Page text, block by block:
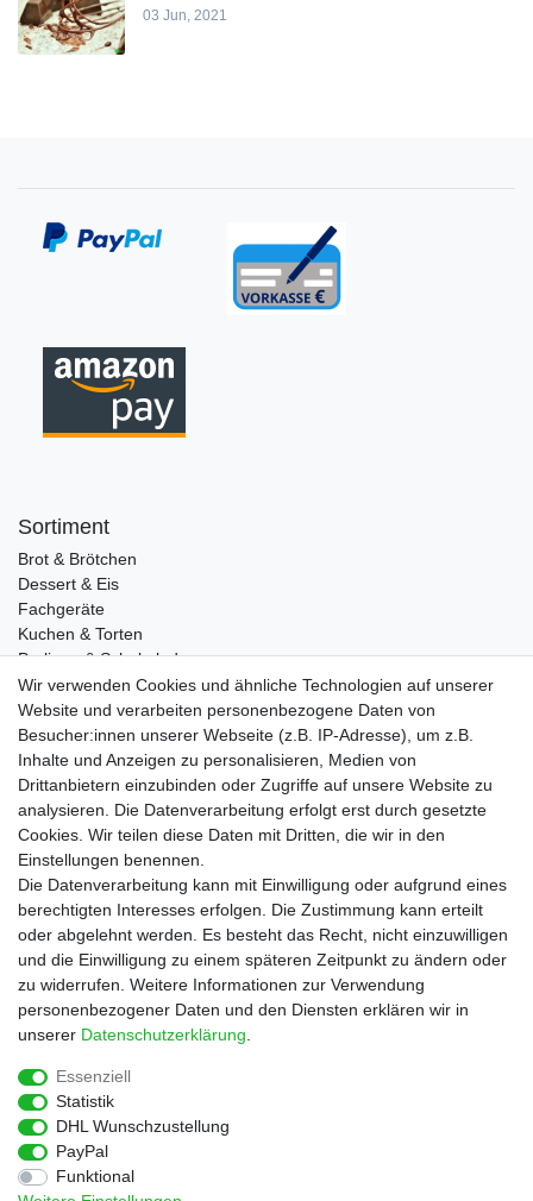
03 Jun, 2021
Sortiment
Brot & Brötchen
Dessert & Eis
Fachgeräte
Kuchen & Torten
Pralinen & Schokolade
Lebensmittel
Gutscheine
Informationen
Zahlungsarten
Versandkosten
Service
Rezepte
Newsletter
Blog
Choco Patiss
|
Wir verwenden Cookies und ähnliche Technologien auf unserer
Website und verarbeiten personenbezogene Daten von
Besucher:innen unserer Webseite (z.B. IP-Adresse), um z.B.
Inhalte und Anzeigen zu personalisieren, Medien von
Drittanbietern einzubinden oder Zugriffe auf unsere Website zu
analysieren. Die Datenverarbeitung erfolgt erst durch gesetzte
Cookies. Wir teilen diese Daten mit Dritten, die wir in den
Einstellungen benennen.
Die Datenverarbeitung kann mit Einwilligung oder aufgrund eines
berechtigten Interesses erfolgen. Die Zustimmung kann erteilt
oder abgelehnt werden. Es besteht das Recht, nicht einzuwilligen
und die Einwilligung zu einem späteren Zeitpunkt zu ändern oder
zu widerrufen. Weitere Informationen zur Verwendung
personenbezogener Daten und den Diensten erklären wir in
unserer Daten­schutz­erklärung
Essenziell
Statistik
DHL Wunschzustellung
PayPal
Funktional